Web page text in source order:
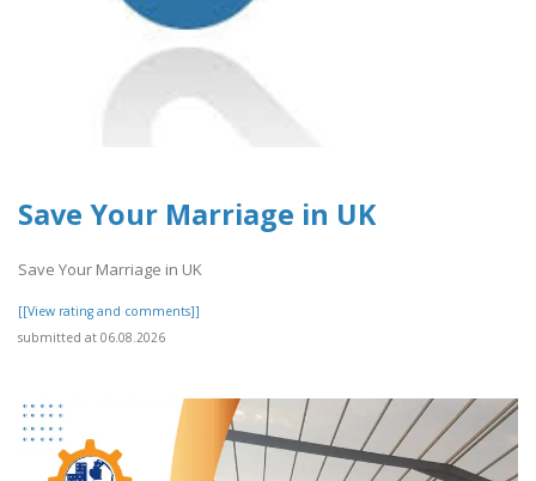
Save Your Marriage in UK
Save Your Marriage in UK
[[View rating and comments]]
submitted at 06.08.2026